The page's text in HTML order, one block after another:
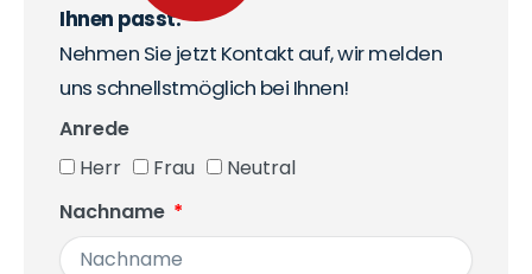
Ihnen passt.
Nehmen Sie jetzt Kontakt auf, wir melden
uns schnellstmöglich bei Ihnen!
Anrede
Herr
Frau
Neutral
Nachname